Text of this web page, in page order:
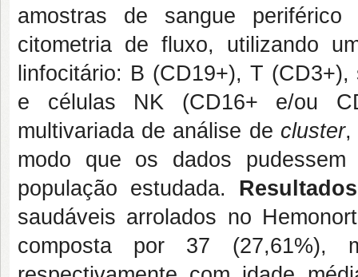
amostras de sangue periférico
citometria de fluxo, utilizando
linfocitário: B (CD19+), T
e células NK (CD16+ e/ou
multivariada de análise de cluster,
modo que os dados
população estudada.
saudáveis arrolados no
composta por 37 (27,61%),